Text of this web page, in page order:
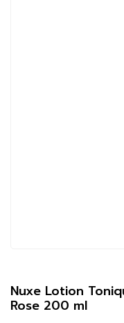
Nuxe Lotion
Rose 200 ml